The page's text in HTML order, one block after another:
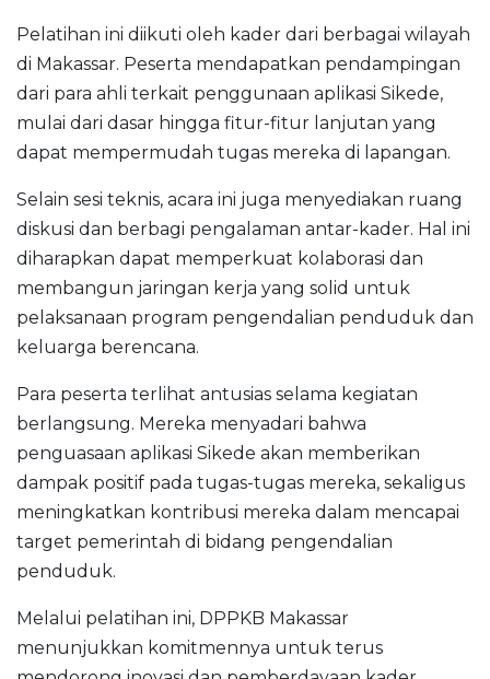
Pelatihan ini diikuti oleh kader dari berbagai wilayah
di Makassar. Peserta mendapatkan pendampingan
dari para ahli terkait penggunaan aplikasi Sikede,
mulai dari dasar hingga fitur-fitur lanjutan yang
dapat mempermudah tugas mereka di lapangan.
Selain sesi teknis, acara ini juga menyediakan ruang
diskusi dan berbagi pengalaman antar-kader. Hal ini
diharapkan dapat memperkuat kolaborasi dan
membangun jaringan kerja yang solid untuk
pelaksanaan program pengendalian penduduk dan
keluarga berencana.
Para peserta terlihat antusias selama kegiatan
berlangsung. Mereka menyadari bahwa
penguasaan aplikasi Sikede akan memberikan
dampak positif pada tugas-tugas mereka, sekaligus
meningkatkan kontribusi mereka dalam mencapai
target pemerintah di bidang pengendalian
penduduk.
Melalui pelatihan ini, DPPKB Makassar
menunjukkan komitmennya untuk terus